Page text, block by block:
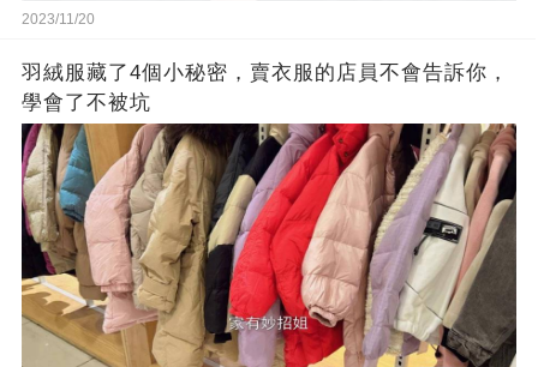
2023/11/20
羽絨服藏了4個小秘密，賣衣服的店員不會告訴你，
學會了不被坑